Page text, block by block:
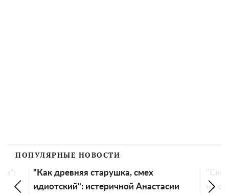
ПОПУЛЯРНЫЕ НОВОСТИ
"Как древняя старушка, смех
идиотский": истеричной Анастасии
на